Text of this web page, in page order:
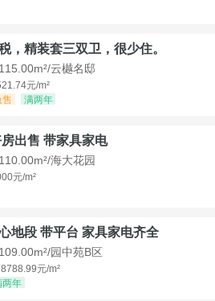
，精装套三双卫，很少住。
云樾名邸
元/m²
售 满两年
出售 带家具家电
海大花园
元/m²
地段 带平台 家具家电齐全
园中苑B区
8788.99元/m²
两年